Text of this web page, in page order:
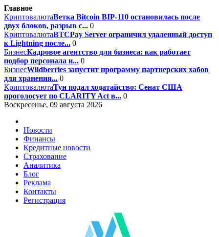
Главное
КриптовалютаВетка Bitcoin BIP-110 остановилась после
двух блоков, разрыв с... 0
КриптовалютаBTCPay Server ограничил удаленный доступ
к Lightning после... 0
БизнесКадровое агентство для бизнеса: как работает
подбор персонала и... 0
БизнесWildberries запустит программу партнерских хабов
для хранения... 0
КриптовалютаТун подал ходатайство: Сенат США
проголосует по CLARITY Act в... 0
Воскресенье, 09 августа 2026
Новости
Финансы
Кредитные новости
Страхование
Аналитика
Блог
Реклама
Контакты
Регистрация